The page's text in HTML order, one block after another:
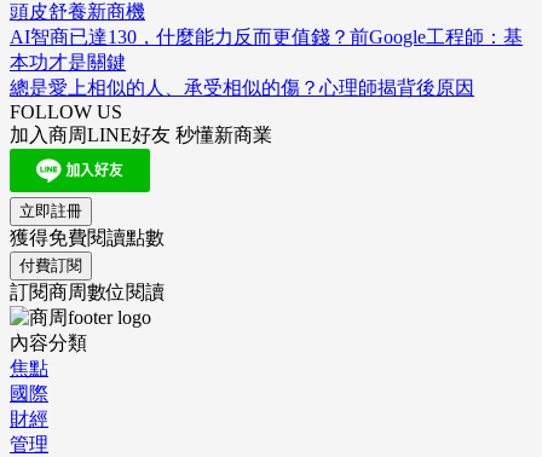
頭皮舒養新商機
AI智商已達130，什麼能力反而更值錢？前Google工程師：基
本功才是關鍵
總是愛上相似的人、承受相似的傷？心理師揭背後原因
FOLLOW US
加入商周LINE好友 秒懂新商業
立即註冊
獲得免費閱讀點數
付費訂閱
訂閱商周數位閱讀
內容分類
焦點
國際
財經
管理